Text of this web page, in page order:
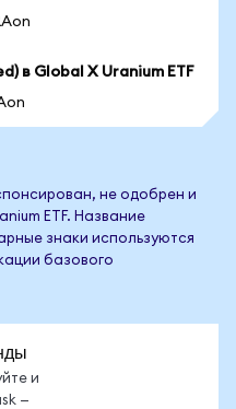
в Global X Uranium ETF
не одобрен и
ETF. Название
знаки используются
базового
и
—